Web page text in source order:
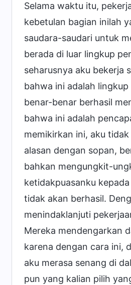
Selama waktu itu,
kebetulan bagian inilah
saudara-saudari untuk
berada di luar lingkup
seharusnya aku bekerja
bahwa ini adalah
benar-benar berhasil
bahwa ini adalah
memikirkan ini, aku
alasan dengan sopan,
bahkan mengungkit-
ketidakpuasanku
tidak akan berhasil.
menindaklanjuti
Mereka mendengarkan
karena dengan cara ini,
aku merasa senang di
pun yang kalian pilih